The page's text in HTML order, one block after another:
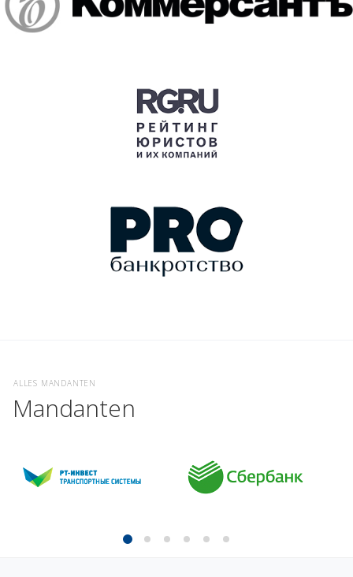
ALLES MANDANTEN
Mandanten